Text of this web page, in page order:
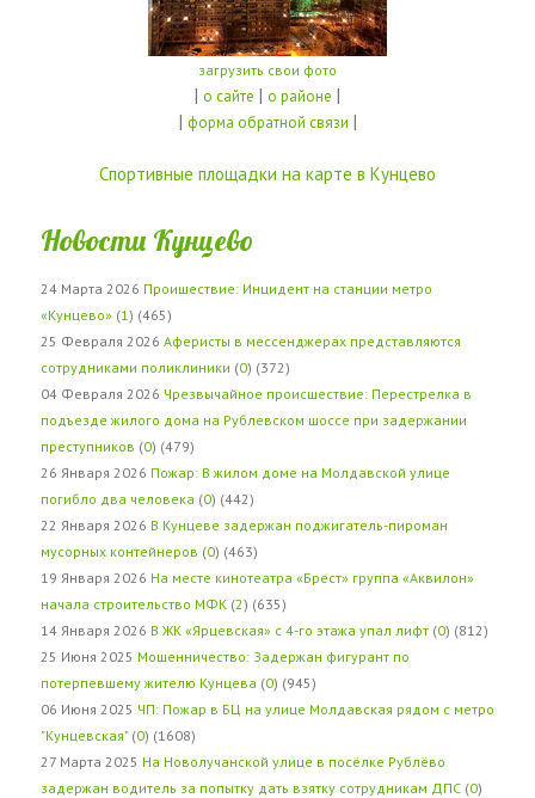
загрузить свои фото
| о сайте | о районе |
| форма обратной связи |
Спортивные площадки на карте в Кунцево
Новости Кунцево
24 Марта 2026 Проишествие: Инцидент на станции метро
«Кунцево» (1 ) (465)
25 Февраля 2026 Аферисты в мессенджерах представляются
сотрудниками поликлиники (0) (372)
04 Февраля 2026 Чрезвычайное происшествие: Перестрелка в
подъезде жилого дома на Рублевском шоссе при задержании
преступников (0) (479)
26 Января 2026 Пожар: В жилом доме на Молдавской улице
погибло два человека (0) (442)
22 Января 2026 В Кунцеве задержан поджигатель-пироман
мусорных контейнеров (0) (463)
19 Января 2026 На месте кинотеатра «Брест» группа «Аквилон»
начала строительство МФК (2) (635)
14 Января 2026 В ЖК «Ярцевская» с 4-го этажа упал лифт (0) (812)
25 Июня 2025 Мошенничество: Задержан фигурант по
потерпевшему жителю Кунцева (0) (945)
06 Июня 2025 ЧП: Пожар в БЦ на улице Молдавская рядом с метро
"Кунцевская" (0) (1608)
27 Марта 2025 На Новолучанской улице в посёлке Рублёво
задержан водитель за попытку дать взятку сотрудникам ДПС (0)